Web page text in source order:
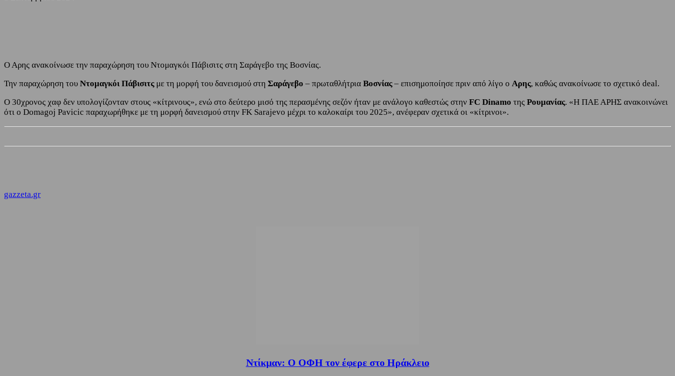
Ο Αρης ανακοίνωσε την παραχώρηση του Ντομαγκόι Πάβισιτς στη Σαράγεβο της Βοσνίας.
Την παραχώρηση του Ντομαγκόι Πάβισιτς με τη μορφή του δανεισμού στη Σαράγεβο – πρωταθλήτρια Βοσνίας – επισημοποίησε πριν από λίγο ο Αρης, καθώς ανακοίνωσε το σχετικό deal.
Ο 30χρονος χαφ δεν υπολογίζονταν στους «κίτρινους», ενώ στο δεύτερο μισό της περασμένης σεζόν ήταν με ανάλογο καθεστώς στην FC Dinamo της Ρουμανίας. «Η ΠΑΕ ΑΡΗΣ ανακοινώνει
ότι ο Domagoj Pavicic παραχωρήθηκε με τη μορφή δανεισμού στην FK Sarajevo μέχρι το καλοκαίρι του 2025», ανέφεραν σχετικά οι «κίτρινοι».
gazzeta.gr
Ντίκμαν: Ο ΟΦΗ τον έφερε στο Ηράκλειο